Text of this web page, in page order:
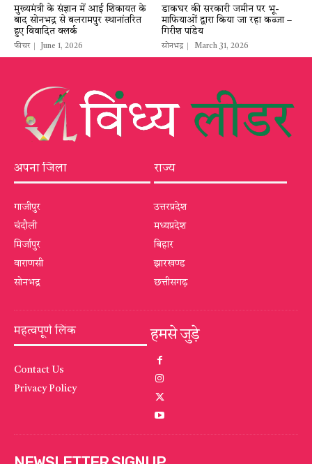
मुख्यमंत्री के संज्ञान में आई शिकायत के
बाद सोनभद्र से बलरामपुर स्थानांतरित
हुए विवादित क्लर्क
फीचर June 1, 2026
डाकघर की सरकारी जमीन पर भू-
माफियाओं द्वारा किया जा रहा कब्जा –
गिरीश पांडेय
सोनभद्र March 31, 2026
अपना जिला
गाजीपुर
चंदौली
मिर्जापुर
वाराणसी
सोनभद्र
राज्य
उत्तरप्रदेश
मध्यप्रदेश
बिहार
झारखण्ड
छत्तीसगढ़
महत्वपूर्ण लिंक
Contact Us
Privacy Policy
हमसे जुड़े